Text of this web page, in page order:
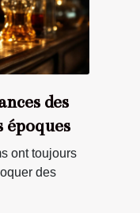
des
ont toujours
des